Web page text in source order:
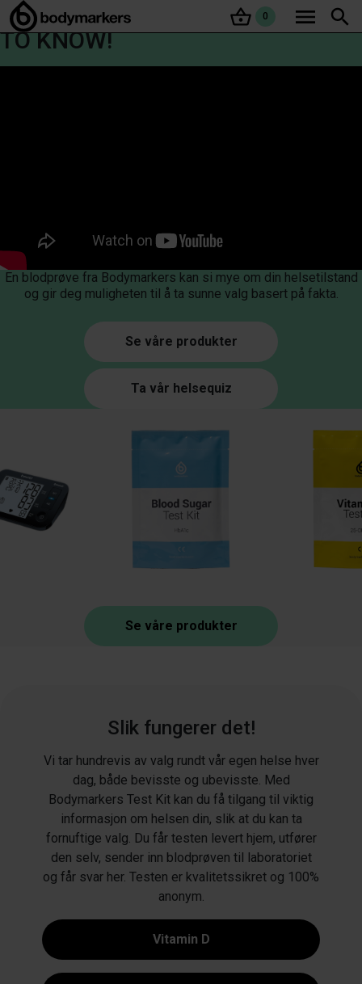
0 Søk
IT’s HEALTHY
TO KNOW!
En blodprøve fra Bodymarkers kan si mye om din helsetilstand
og gir deg muligheten til å ta sunne valg basert på fakta.
Se våre produkter
Ta vår helsequiz
Se våre produkter
Slik fungerer det!
Vi tar hundrevis av valg rundt vår egen helse hver
dag, både bevisste og ubevisste. Med
Bodymarkers Test Kit kan du få tilgang til viktig
informasjon om helsen din, slik at du kan ta
fornuftige valg. Du får testen levert hjem, utfører
den selv, sender inn blodprøven til laboratoriet
og får svar her. Testen er kvalitetssikret og 100%
anonym.
Vitamin D